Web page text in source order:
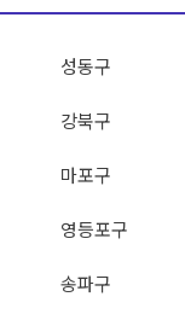
성동구
강북구
마포구
영등포구
송파구